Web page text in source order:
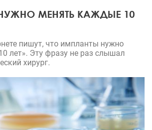
МЕНЯТЬ КАЖДЫЕ 10
пишут, что импланты нужно
лет». Эту фразу не раз слышал
хирург.